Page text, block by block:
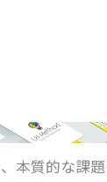
本質的な課